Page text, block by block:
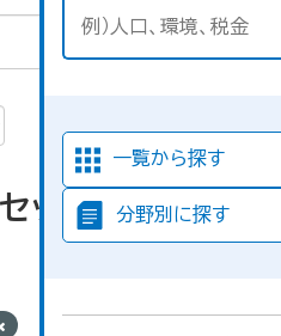
一覧から探す
分野別に探す
ットが見つか